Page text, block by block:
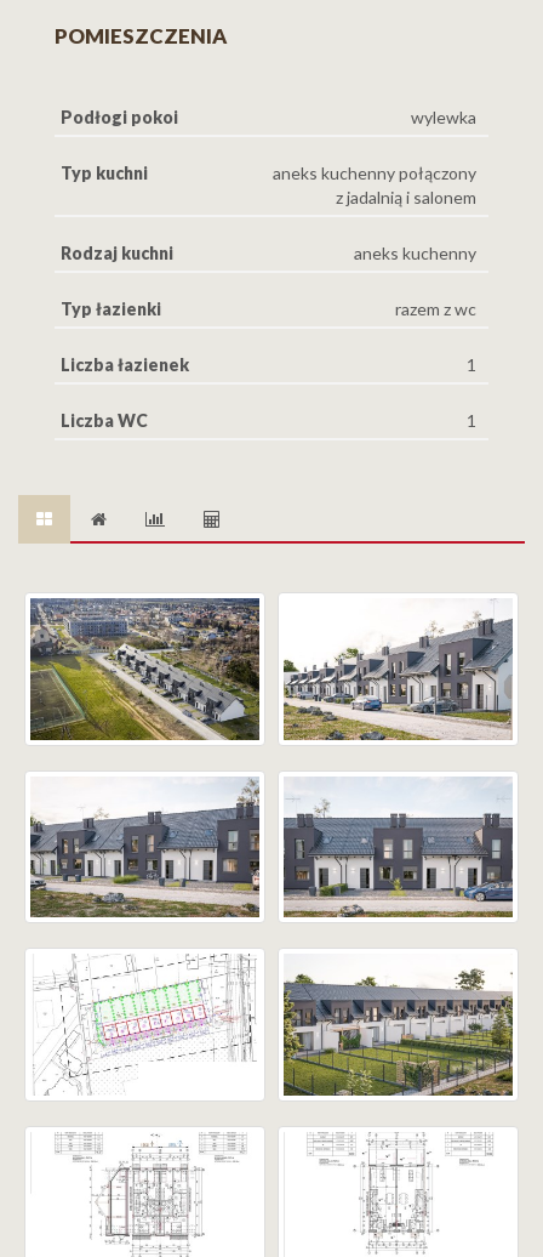
POMIESZCZENIA
Podłogi pokoi wylewka
Typ kuchni
aneks kuchenny połączony
z jadalnią i salonem
Rodzaj kuchni aneks kuchenny
Typ łazienki razem z wc
Liczba łazienek 1
Liczba WC 1